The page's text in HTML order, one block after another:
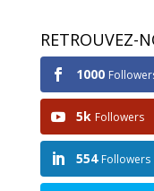
RETROUVEZ-
1000
5k Followers
554 Followers